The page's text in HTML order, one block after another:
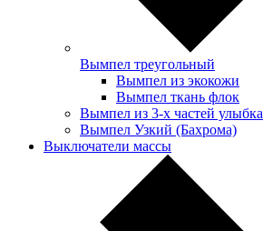
Вымпел треугольный
Вымпел из экокожи
Вымпел ткань флок
Вымпел из 3-х частей улыбка
Вымпел Узкий (Бахрома)
Выключатели массы